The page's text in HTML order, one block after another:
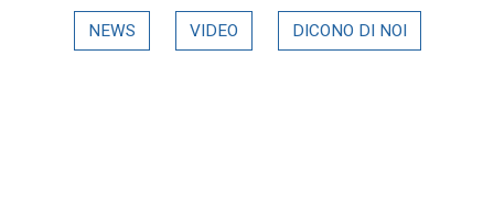
Dettaglio in evidenza
NEWS VIDEO DICONO DI NOI